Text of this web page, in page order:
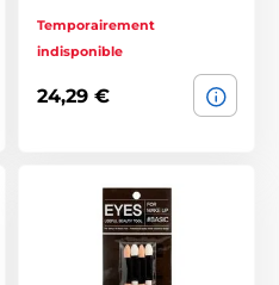
Temporairement
indisponible
24,29 €